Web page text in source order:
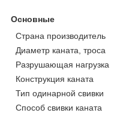
Основные
Страна производитель
Диаметр каната, троса
Разрушающая нагрузка
Конструкция каната
Тип одинарной свивки
Способ свивки каната